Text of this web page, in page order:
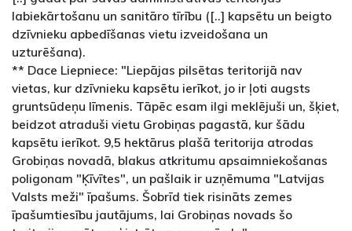
labiekārtošanu un sanitāro tīrību ([..] kapsētu un beigto
dzīvnieku apbedīšanas vietu izveidošana un
uzturēšana).
** Dace Liepniece: "Liepājas pilsētas teritorijā nav
vietas, kur dzīvnieku kapsētu ierīkot, jo ir ļoti augsts
gruntsūdeņu līmenis. Tāpēc esam ilgi meklējuši un, šķiet,
beidzot atraduši vietu Grobiņas pagastā, kur šādu
kapsētu ierīkot. 9,5 hektārus plašā teritorija atrodas
Grobiņas novadā, blakus atkritumu apsaimniekošanas
poligonam "Ķīvītes", un pašlaik ir uzņēmuma "Latvijas
Valsts meži" īpašums. Šobrīd tiek risināts zemes
īpašumtiesību jautājums, lai Grobiņas novads šo